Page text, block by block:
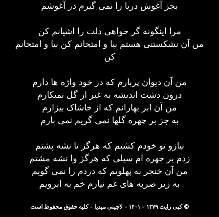
بجز آغوش دریا را نمی گیرم در آغوشم
مرا اینگونه گر خواهی دلت را اشیانم کن
من آن نشکستنی هستم بیا و امتحانم کن بیا و امتحانم
کن
من آن دیوان پربارم که در خود واژه ها دارم
درون دشت اندیشه به غیر از گل نمیکارم
من آن ابر بهارانم که از خاشاک بیزارم
به جز بر چهره گلها نمی گریم نمی بارم
نیازو تو خودم کشتم که هرگز تا نشه پشتم
زدم بر چهره ام سیلی که هرگز وا نشه مشتم
من آن خنجر به پهلویم که دردم را نمی گویم
به زیر ضربه های غم نیارم خم به ابرویم
© کپی رایت ۱۳۷۹ - ۱۴۰۱ - لاچینی میدیا - کلیه حقوق محفوظ است